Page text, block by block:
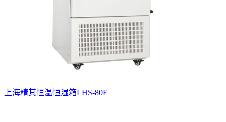
上海精其恒温恒湿箱LHS-80F